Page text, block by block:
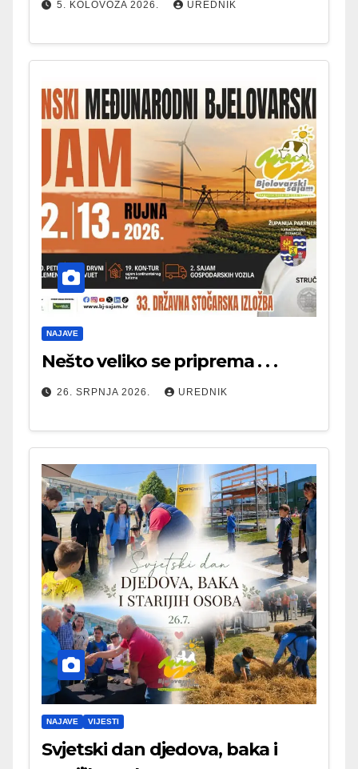
5. KOLOVOZA 2026. UREDNIK
NAJAVE
Nešto veliko se priprema . . .
26. SRPNJA 2026. UREDNIK
NAJAVE VIJESTI
Svjetski dan djedova, baka i